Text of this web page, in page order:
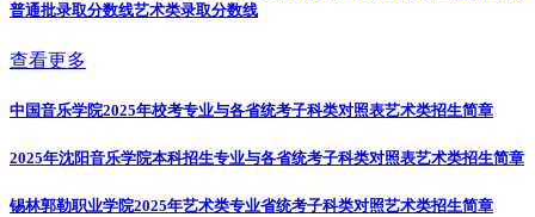
普通批录取分数线艺术类录取分数线
查看更多
中国音乐学院2025年校考专业与各省统考子科类对照表艺术类招生简章
2025年沈阳音乐学院本科招生专业与各省统考子科类对照表艺术类招生简章
锡林郭勒职业学院2025年艺术类专业省统考子科类对照艺术类招生简章